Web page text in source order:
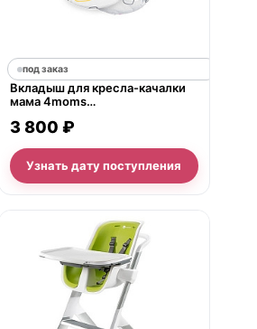
под заказ
Вкладыш для кресла-качалки
мама 4moms
3 800 ₽
Узнать дату поступления